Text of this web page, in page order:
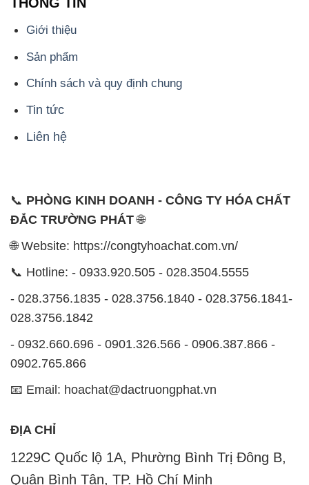
Giới thiệu
Sản phẩm
Chính sách và quy định chung
Tin tức
Liên hệ
📞 PHÒNG KINH DOANH - CÔNG TY HÓA CHẤT
ĐẮC TRƯỜNG PHÁT🌐
🌐 Website: https://congtyhoachat.com.vn/
📞 Hotline: - 0933.920.505 - 028.3504.5555
- 028.3756.1835 - 028.3756.1840 - 028.3756.1841-
028.3756.1842
- 0932.660.696 - 0901.326.566 - 0906.387.866 -
0902.765.866
📧 Email: hoachat@dactruongphat.vn
ĐỊA CHỈ
1229C Quốc lộ 1A, Phường Bình Trị Đông B,
Quận Bình Tân, TP. Hồ Chí Minh